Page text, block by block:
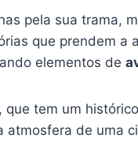
pela sua trama,
que prendem a
elementos de
, que tem um
de uma